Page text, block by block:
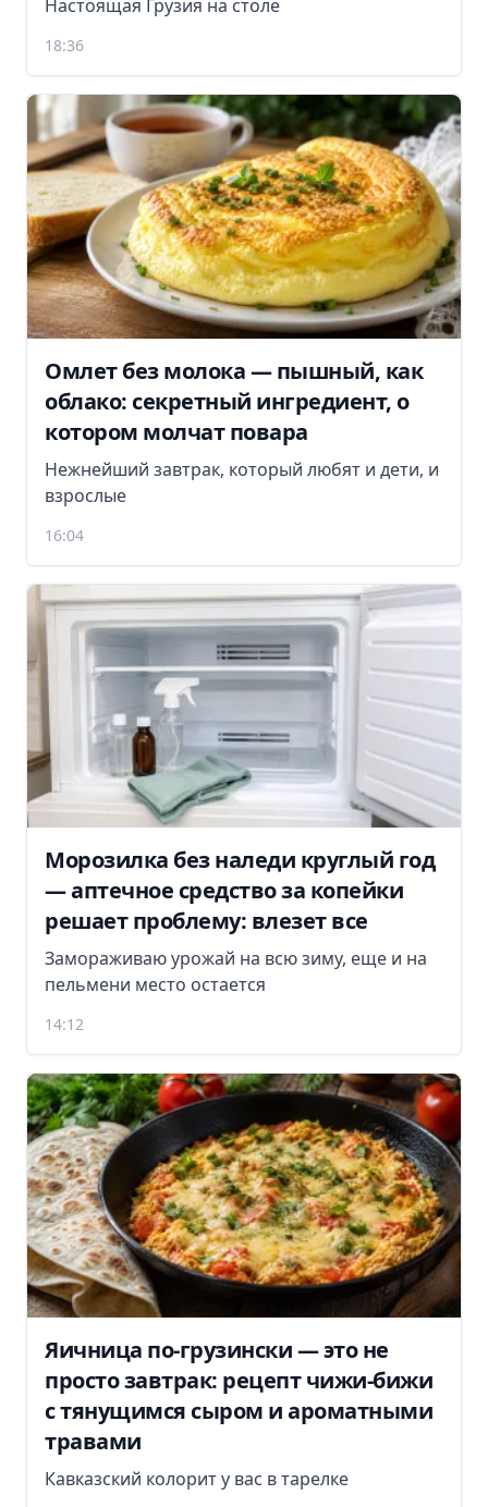
Настоящая Грузия на столе
18:36
Омлет без молока — пышный, как
облако: секретный ингредиент, о
котором молчат повара
Нежнейший завтрак, который любят и дети, и
взрослые
16:04
Морозилка без наледи круглый год
— аптечное средство за копейки
решает проблему: влезет все
Замораживаю урожай на всю зиму, еще и на
пельмени место остается
14:12
Яичница по-грузински — это не
просто завтрак: рецепт чижи-бижи
с тянущимся сыром и ароматными
травами
Кавказский колорит у вас в тарелке